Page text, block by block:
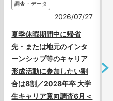
調査・データ
2026/07/27
夏季休暇期間中に帰省
先・または地元のインタ
ーンシップ等のキャリア
形成活動に参加したい割
合は8割／2028年卒 大学
生キャリア意向調査6月＜